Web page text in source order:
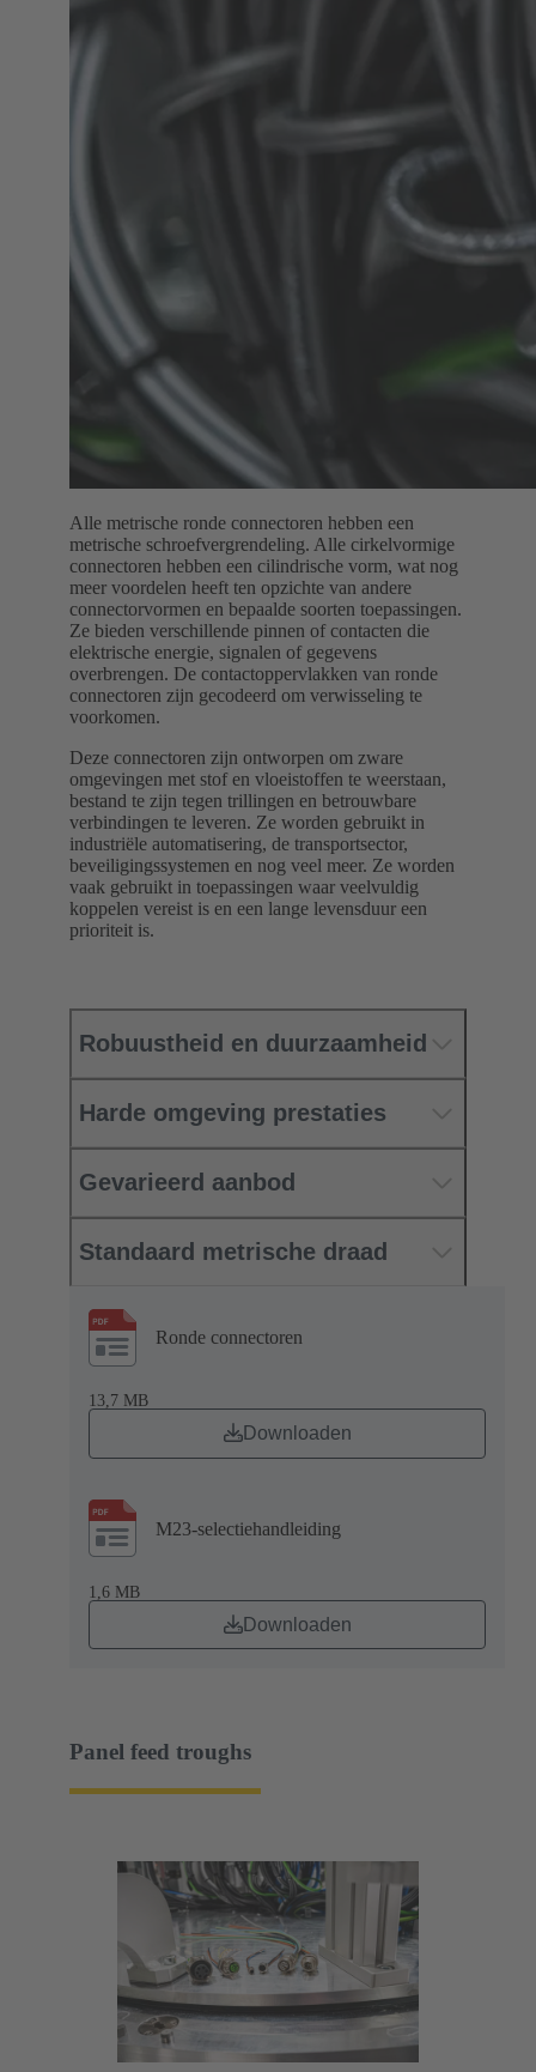
Alle metrische ronde connectoren hebben een
metrische schroefvergrendeling. Alle cirkelvormige
connectoren hebben een cilindrische vorm, wat nog
meer voordelen heeft ten opzichte van andere
connectorvormen en bepaalde soorten toepassingen.
Ze bieden verschillende pinnen of contacten die
elektrische energie, signalen of gegevens
overbrengen. De contactoppervlakken van ronde
connectoren zijn gecodeerd om verwisseling te
voorkomen.
Deze connectoren zijn ontworpen om zware
omgevingen met stof en vloeistoffen te weerstaan,
bestand te zijn tegen trillingen en betrouwbare
verbindingen te leveren. Ze worden gebruikt in
industriële automatisering, de transportsector,
beveiligingssystemen en nog veel meer. Ze worden
vaak gebruikt in toepassingen waar veelvuldig
koppelen vereist is en een lange levensduur een
prioriteit is.
Robuustheid en duurzaamheid
Harde omgeving prestaties
Gevarieerd aanbod
Standaard metrische draad
Ronde connectoren
13,7 MB
Downloaden
M23-selectiehandleiding
1,6 MB
Downloaden
Panel feed troughs